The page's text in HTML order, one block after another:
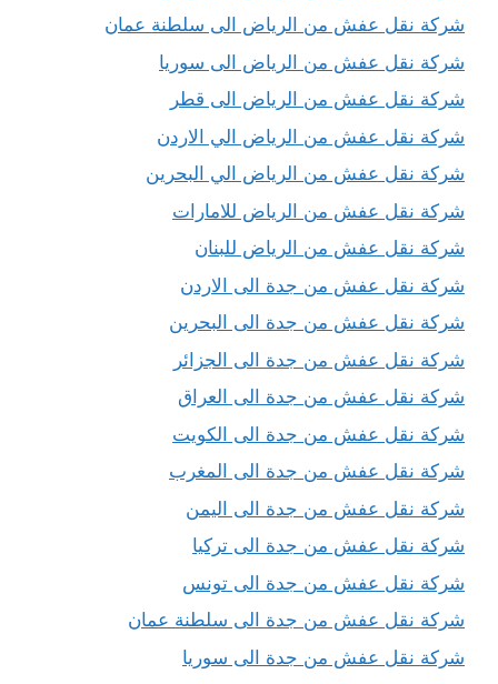
شركة نقل عفش من الرياض الى سلطنة عمان
شركة نقل عفش من الرياض الى سوريا
شركة نقل عفش من الرياض الى قطر
شركة نقل عفش من الرياض الي الاردن
شركة نقل عفش من الرياض الي البحرين
شركة نقل عفش من الرياض للامارات
شركة نقل عفش من الرياض للبنان
شركة نقل عفش من جدة الى الاردن
شركة نقل عفش من جدة الى البحرين
شركة نقل عفش من جدة الى الجزائر
شركة نقل عفش من جدة الى العراق
شركة نقل عفش من جدة الى الكويت
شركة نقل عفش من جدة الى المغرب
شركة نقل عفش من جدة الى اليمن
شركة نقل عفش من جدة الى تركيا
شركة نقل عفش من جدة الى تونس
شركة نقل عفش من جدة الى سلطنة عمان
شركة نقل عفش من جدة الى سوريا